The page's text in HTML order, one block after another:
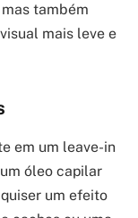
também
mais leve e
em um leave-in
óleo capilar
um efeito